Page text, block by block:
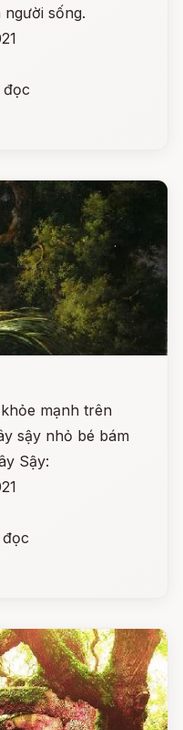
người sống.
đọc
mạnh trên
sậy nhỏ bé bám
Sậy: